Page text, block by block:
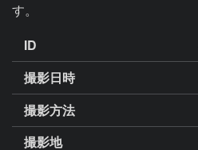
す。
ID
撮影日時
撮影方法
撮影地